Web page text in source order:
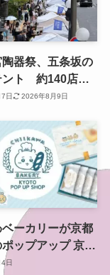
器祭、五条坂の
ント 約140店の
を歩いてきた
日 2026年8月9日
ーカリーが京都
ップアップ 京都
ふわおたべキャ
日